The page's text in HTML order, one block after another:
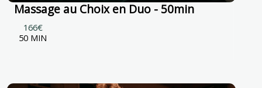
Massage au Choix en Duo - 50min
166€
50 MIN